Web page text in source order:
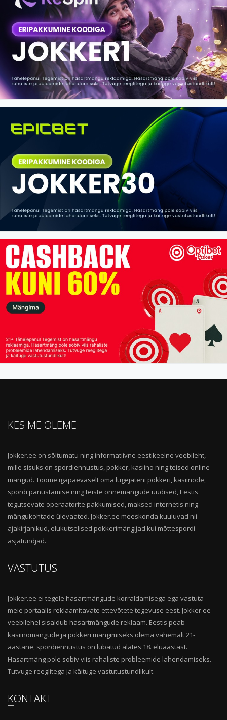
KES ME OLEME
Jokker.ee on sõltumatu ning informatiivne eestikeelne veebileht,
mille sisuks on spordiennustus, pokker, kasiino ning teised online
mängud. Toome igapäevaselt oma lugejateni pokkeri, kasiinode,
spordi panustamise ning teiste õnnemängude uudised, Eestis
tegutsevate operaatorite pakkumised, maksed internetis ning
mängukohtade ülevaated. Jokker.ee meeskonda kuuluvad nii
ajakirjanikud, elukutselised pokkerimängijad kui mõttespordi
asjatundjad.
VASTUTUS
Jokker.ee ei tegele hasartmängude korraldamisega ega vastuta
meie portaalis reklaamitavate ettevõtete tegevuse eest. Jokker.ee
veebilehel sisaldub hasartmängude reklaam. Eestis peab
kasiinomängude ja pokkeri mängimiseks olema vähemalt 21-
aastane, spordiennustus on lubatud alates 18. eluaastast.
Hasartmäng pole sobiv viis rahaliste probleemide lahendamiseks.
Tutvuge reeglitega ja käituge vastutustundlikult.
KONTAKT